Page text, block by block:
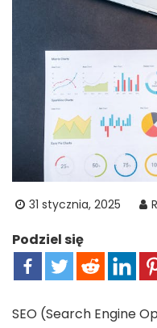
31 stycznia, 2025
Podziel się
SEO (Search Engine